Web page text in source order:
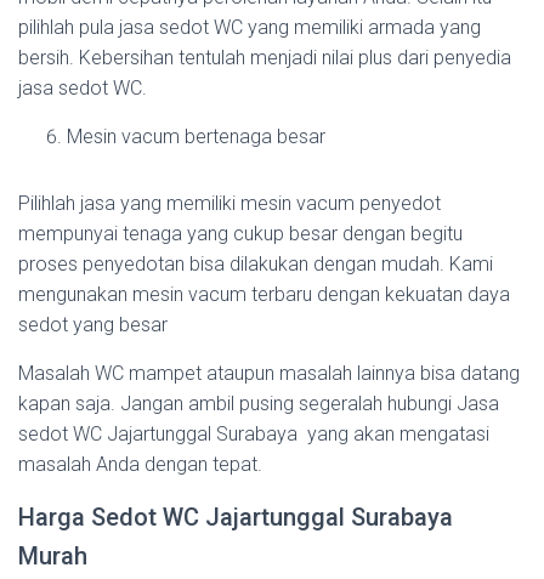
pilihlah pula jasa sedot WC yang memiliki armada yang
bersih. Kebersihan tentulah menjadi nilai plus dari penyedia
jasa sedot WC.
Mesin vacum bertenaga besar
Pilihlah jasa yang memiliki mesin vacum penyedot
mempunyai tenaga yang cukup besar dengan begitu
proses penyedotan bisa dilakukan dengan mudah. Kami
mengunakan mesin vacum terbaru dengan kekuatan daya
sedot yang besar
Masalah WC mampet ataupun masalah lainnya bisa datang
kapan saja. Jangan ambil pusing segeralah hubungi Jasa
sedot WC Jajartunggal Surabaya yang akan mengatasi
masalah Anda dengan tepat.
Harga Sedot WC Jajartunggal Surabaya
Murah